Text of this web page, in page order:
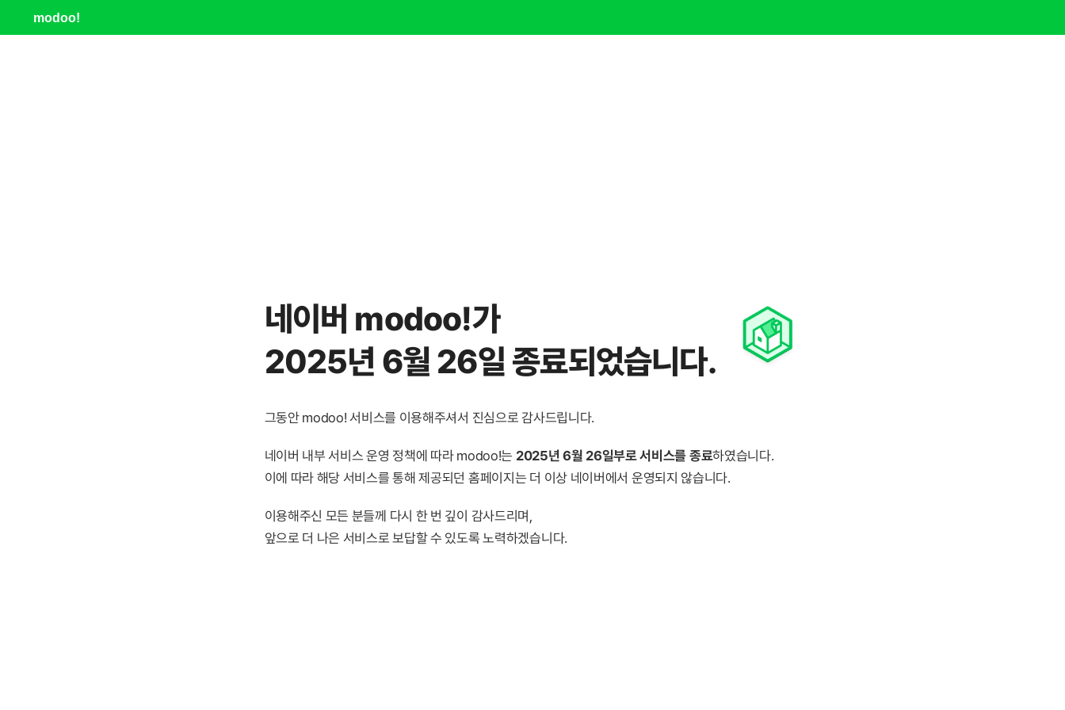
modoo!
네이버 modoo!가
2025년 6월 26일 종료되었습니다.
그동안 modoo! 서비스를 이용해주셔서 진심으로 감사드립니다.
네이버 내부 서비스 운영 정책에 따라 modoo!는 2025년 6월 26일부로 서비스를 종료하였습니다.
이에 따라 해당 서비스를 통해 제공되던 홈페이지는 더 이상 네이버에서 운영되지 않습니다.
이용해주신 모든 분들께 다시 한 번 깊이 감사드리며,
앞으로 더 나은 서비스로 보답할 수 있도록 노력하겠습니다.